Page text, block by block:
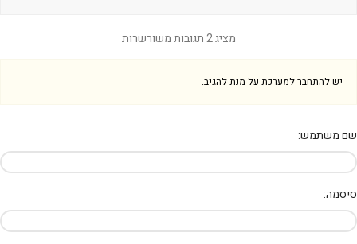
מציג 2 תגובות משורשרות
יש להתחבר למערכת על מנת להגיב.
שם משתמש:
סיסמה: